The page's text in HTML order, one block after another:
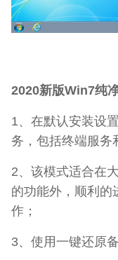
2020新版Win7纯
1、在默认安装设
务，包括终端服务
2、该模式适合在
的功能外，顺利的
作；
3、使用一键还原